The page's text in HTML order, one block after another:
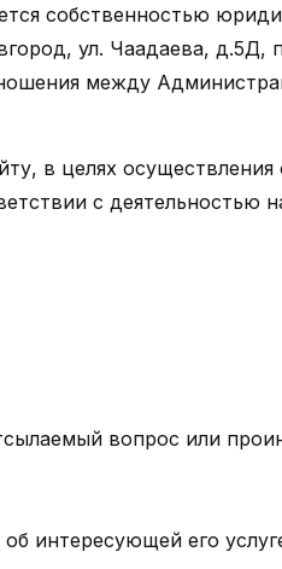
собственностью
ул. Чаадаева, д.5Д,
между
в целях
с деятельностью
вопрос или
интересующей его